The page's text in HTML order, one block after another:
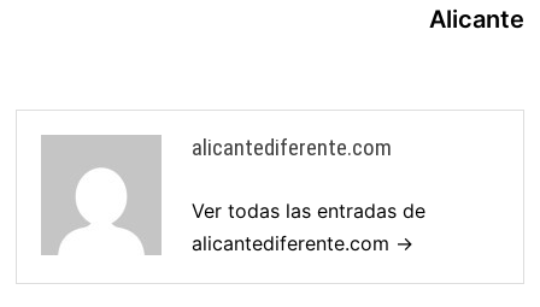
Alicante
alicantediferente.com
Ver todas las entradas de
alicantediferente.com →